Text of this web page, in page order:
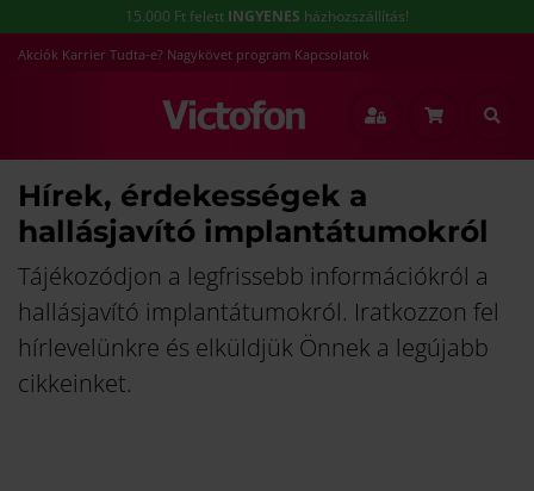
15.000 Ft felett INGYENES házhozszállítás!
Akciók Karrier Tudta-e? Nagykövet program Kapcsolatok
Hírek, érdekességek a
hallásjavító implantátumokról
Tájékozódjon a legfrissebb információkról a
hallásjavító implantátumokról. Iratkozzon fel
hírlevelünkre és elküldjük Önnek a legújabb
cikkeinket.